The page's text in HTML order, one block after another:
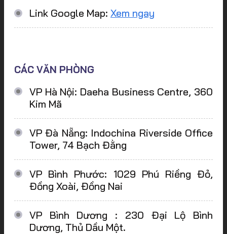
Link Google Map: Xem ngay
CÁC VĂN PHÒNG
VP Hà Nội: Daeha Business Centre, 360
Kim Mã
VP Đà Nẵng: Indochina Riverside Office
Tower, 74 Bạch Đằng
VP Bình Phước: 1029 Phú Riềng Đỏ,
Đồng Xoài, Đồng Nai
VP Bình Dương : 230 Đại Lộ Bình
Dương, Thủ Dầu Một.